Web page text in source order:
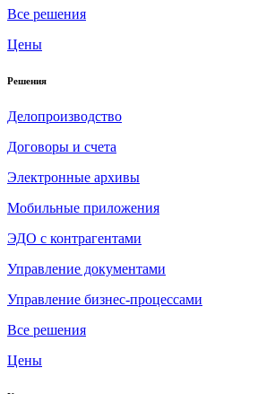
Все решения
Цены
Решения
Делопроизводство
Договоры и счета
Электронные архивы
Мобильные приложения
ЭДО с контрагентами
Управление документами
Управление бизнес-процессами
Все решения
Цены